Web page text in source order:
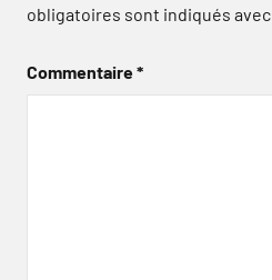
obligatoires sont indiqués avec
Commentaire*